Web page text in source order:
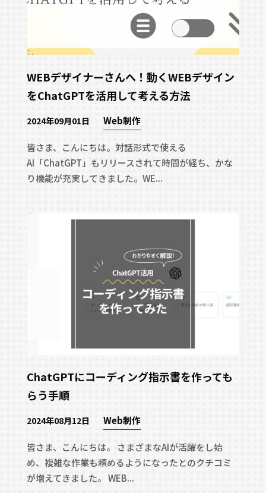
WEBデザイナーさんへ！動くWEBデザイン
をChatGPTを活用して考える方法
2024年09月01日 Web制作
皆さま、こんにちは。対話形式で使える
AI「ChatGPT」もリリースされて時間が経ち、かな
り機能が充実してきました。WE...
ChatGPTにコーディング指示書を作っても
らう手順
2024年08月12日 Web制作
皆さま、こんにちは。 さまざまなAIが活躍をし始
め、複雑な作業も頼めるようになったとのクチコミ
が増えてきました。 WEB...